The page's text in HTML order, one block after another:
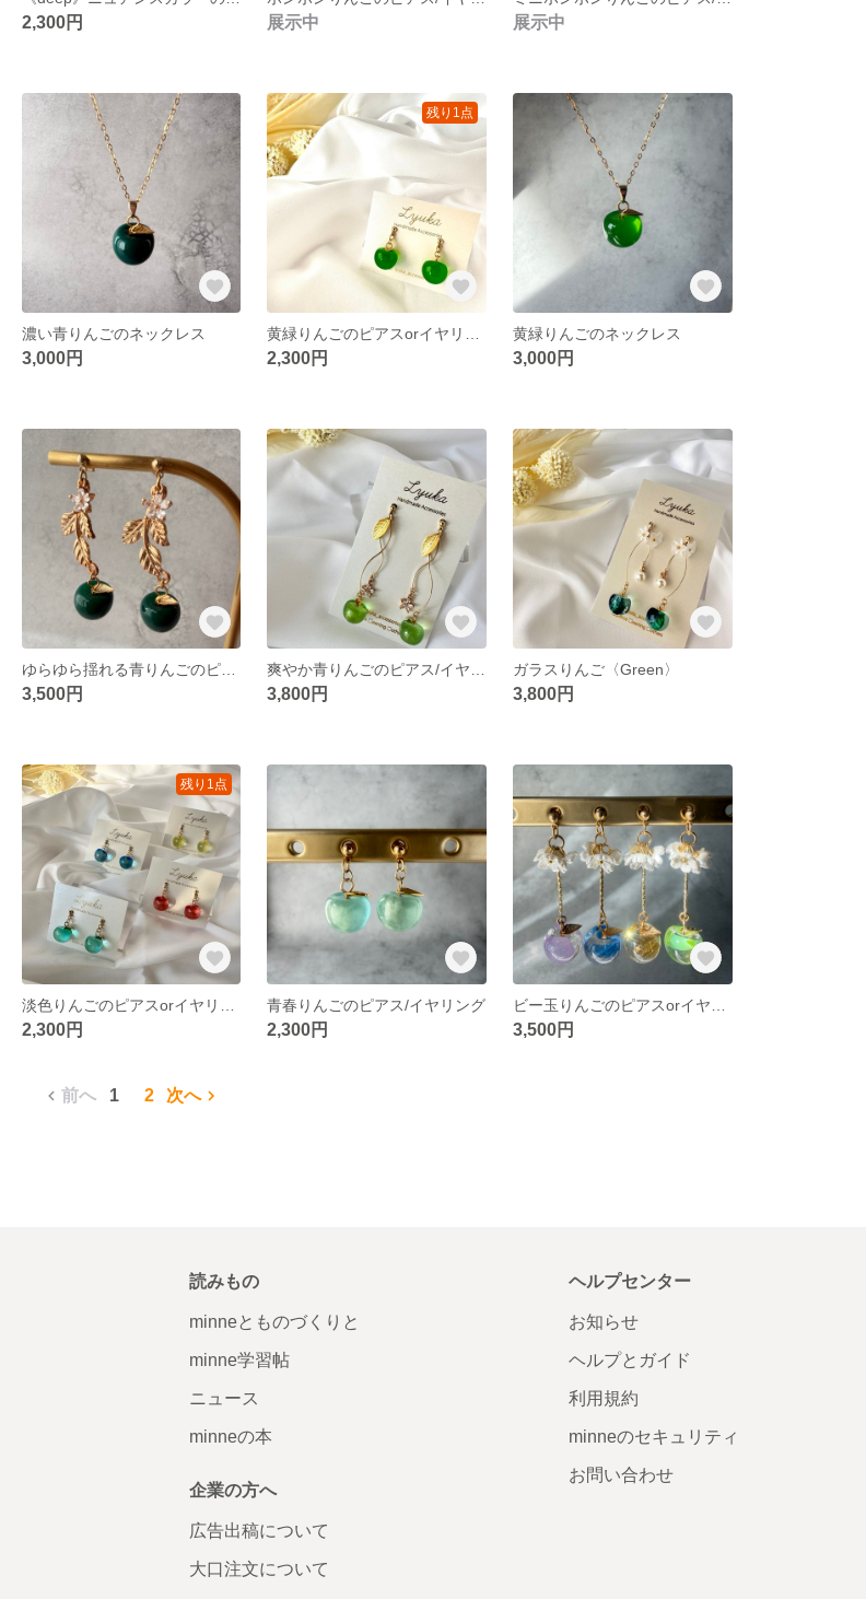
2,300円 展示中 展示中
濃い青りんごのネックレス
3,000円
残り1点
2,300円
黄緑りんごのネックレス
3,000円
ゆらゆら揺れる青りんごのピアスorイヤリング
3,500円 3,800円
ガラスりんご〈Green〉
3,800円
残り1点
2,300円
青春りんごのピアス/イヤリング
2,300円 3,500円
前へ 1 2 次へ
読みもの
minneとものづくりと
minne学習帖
ニュース
minneの本
企業の方へ
広告出稿について
大口注文について
ヘルプセンター
お知らせ
ヘルプとガイド
利用規約
minneのセキュリティ
お問い合わせ